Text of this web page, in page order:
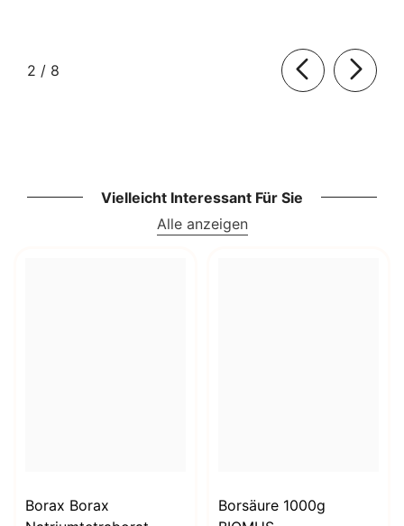
2 / von
8
Vielleicht Interessant Für Sie
Alle anzeigen
Borax Borax
Borsäure 1000g